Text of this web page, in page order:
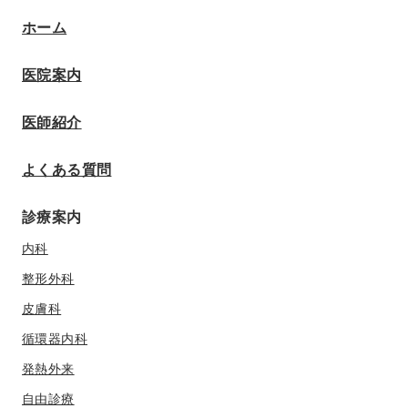
ホーム
医院案内
医師紹介
よくある質問
診療案内
内科
整形外科
皮膚科
循環器内科
発熱外来
自由診療